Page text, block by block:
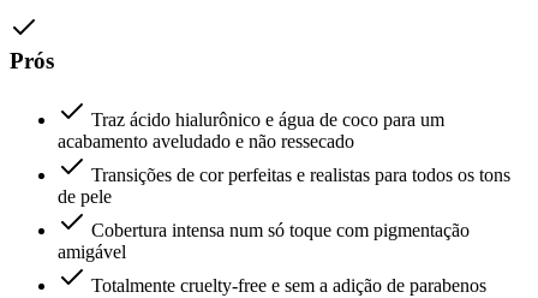
Prós
Traz ácido hialurônico e água de coco para um
acabamento aveludado e não ressecado
Transições de cor perfeitas e realistas para todos os tons
de pele
Cobertura intensa num só toque com pigmentação
amigável
Totalmente cruelty-free e sem a adição de parabenos